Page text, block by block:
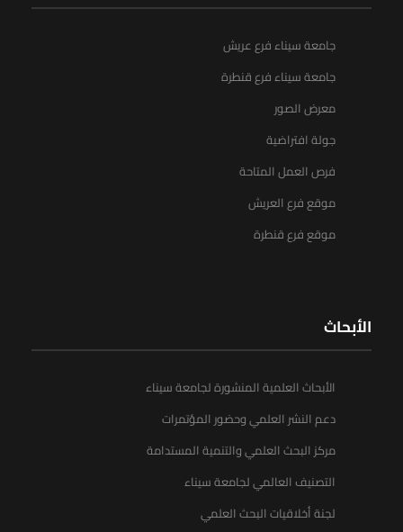
جامعة سيناء فرع عريش
جامعة سيناء فرع قنطرة
معرض الصور
جولة افتراضية
فرص العمل المتاحة
موقع فرع العريش
موقع فرع قنطرة
الأبحاث
الأبحاث العلمية المنشورة لجامعة سيناء
دعم النشر العلمي وحضور المؤتمرات
مركز البحث العلمي والتنمية المستدامة
التصنيف العالمي لجامعة سيناء
لجنة أخلاقيات البحث العلمي